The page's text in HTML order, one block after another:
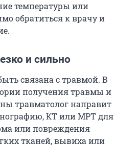
температуры или
обратиться к врачу и
и сильно
связана с травмой. В
получения травмы и
травматолог направит
КТ или МРТ для
или повреждения
тканей, вывиха или